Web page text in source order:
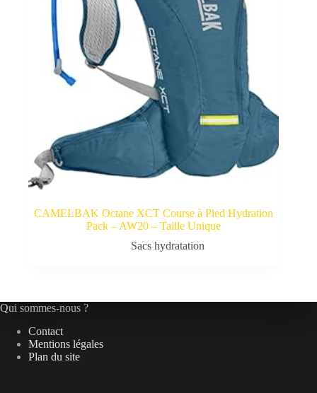
CAMELBAK Octane XCT Course à Pied Hydration
Pack – AW20 – Taille Unique
Sacs hydratation
Qui sommes-nous ?
Contact
Mentions légales
Plan du site